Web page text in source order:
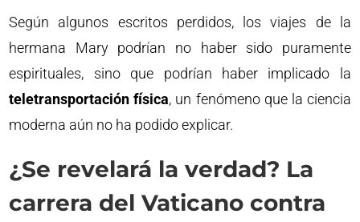
Según algunos escritos perdidos, los viajes de la
hermana Mary podrían no haber sido puramente
espirituales, sino que podrían haber implicado la
teletransportación física, un fenómeno que la ciencia
moderna aún no ha podido explicar.
¿Se revelará la verdad? La
carrera del Vaticano contra